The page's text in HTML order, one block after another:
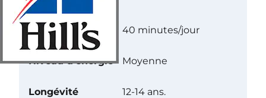
Exercice 40 minutes/jour
Niveau d’énergie Moyenne
Longévité 12-14 ans.